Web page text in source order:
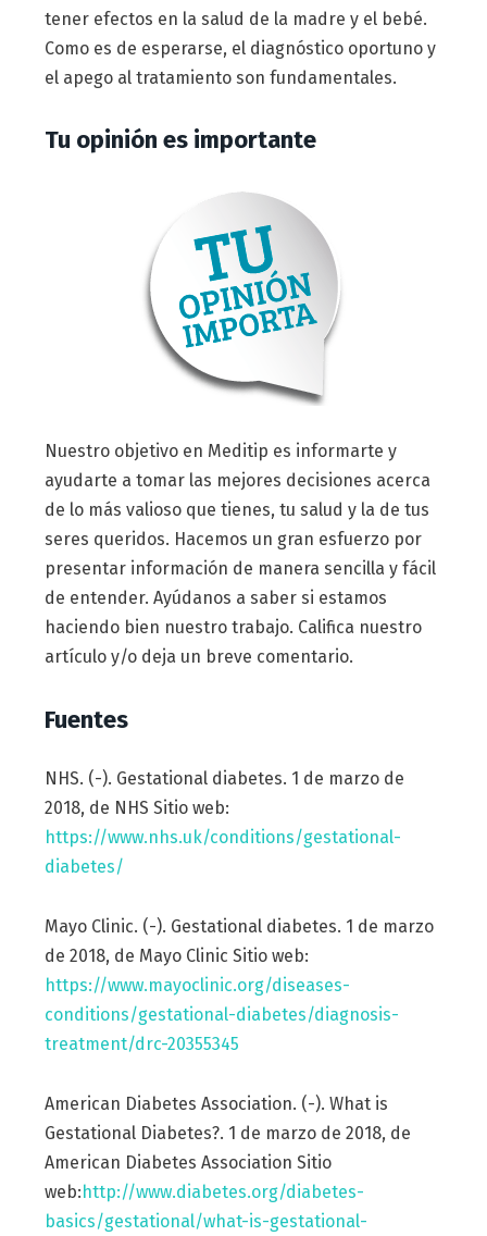
tener efectos en la salud de la madre y el bebé.
Como es de esperarse, el diagnóstico oportuno y
el apego al tratamiento son fundamentales.
Tu opinión es importante
Nuestro objetivo en Meditip es informarte y
ayudarte a tomar las mejores decisiones acerca
de lo más valioso que tienes, tu salud y la de tus
seres queridos. Hacemos un gran esfuerzo por
presentar información de manera sencilla y fácil
de entender. Ayúdanos a saber si estamos
haciendo bien nuestro trabajo. Califica nuestro
artículo y/o deja un breve comentario.
Fuentes
NHS. (-). Gestational diabetes. 1 de marzo de
2018, de NHS Sitio web:
https://www.nhs.uk/conditions/gestational-
diabetes/
Mayo Clinic. (-). Gestational diabetes. 1 de marzo
de 2018, de Mayo Clinic Sitio web:
https://www.mayoclinic.org/diseases-
conditions/gestational-diabetes/diagnosis-
treatment/drc-20355345
American Diabetes Association. (-). What is
Gestational Diabetes?. 1 de marzo de 2018, de
American Diabetes Association Sitio
web:http://www.diabetes.org/diabetes-
basics/gestational/what-is-gestational-